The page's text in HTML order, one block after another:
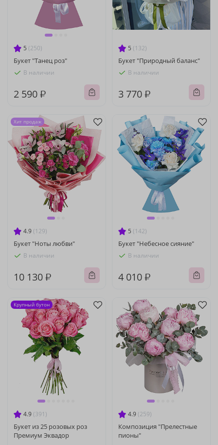
5 (250)
Букет "Танец роз"
В наличии
2 590 ₽
5 (132)
Букет "Природный баланс"
В наличии
3 770 ₽
4.9 (129)
Букет "Ноты любви"
В наличии
10 130 ₽
Хит продаж
5 (142)
Букет "Небесное сияние"
В наличии
4 010 ₽
4.9 (391)
Букет из 25 розовых роз
Премиум Эквадор
Крупный бутон
4.9 (259)
Композиция "Прелестные
пионы"